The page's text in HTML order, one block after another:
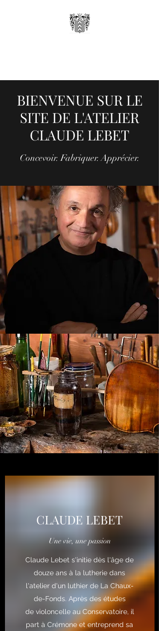
BIENVENUE SUR LE
SITE DE L'ATELIER
CLAUDE LEBET
Concevoir. Fabriquer. Apprécier.
CLAUDE LEBET
Une vie, une passion
Claude Lebet s'initie dès l'âge de
douze ans à la lutherie dans
l'atelier d'un luthier de La Chaux-
de-Fonds. Après des études
de violoncelleau Conservatoire, il
part à Crémone et entreprend sa